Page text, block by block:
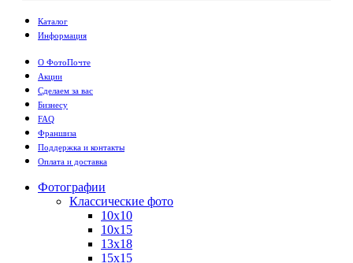
Каталог
Информация
О ФотоПочте
Акции
Сделаем за вас
Бизнесу
FAQ
Франшиза
Поддержка и контакты
Оплата и доставка
Фотографии
Классические фото
10х10
10х15
13х18
15х15